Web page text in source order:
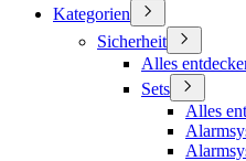
Kategorien
Sicherheit
Alles
Sets
Alles